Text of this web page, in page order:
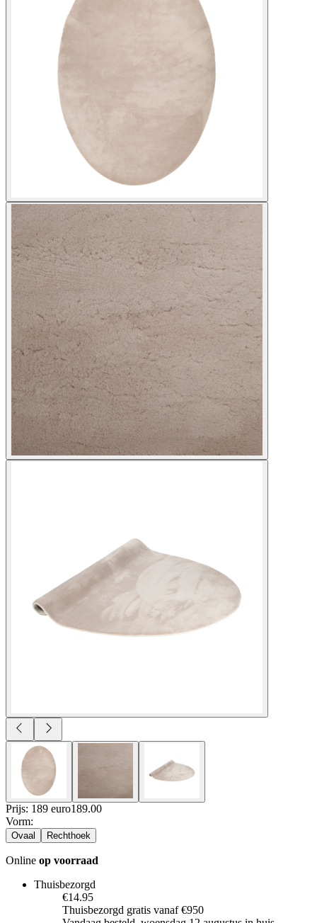
Prijs: 189 euro189.00
Vorm:
Ovaal Rechthoek
Online op voorraad
Thuisbezorgd
€14.95
Thuisbezorgd gratis vanaf €950